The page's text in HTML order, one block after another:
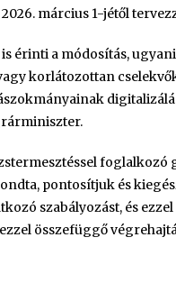
március 1-jétől
érinti a módosítás,
korlátozottan
foglalkozó
pontosítjuk és
szabályozást, és ezzel
összefüggő